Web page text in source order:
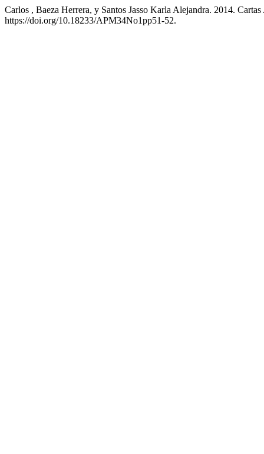
Carlos , Baeza Herrera, y Santos Jasso Karla Alejandra. 2014.
https://doi.org/10.18233/APM34No1pp51-52.